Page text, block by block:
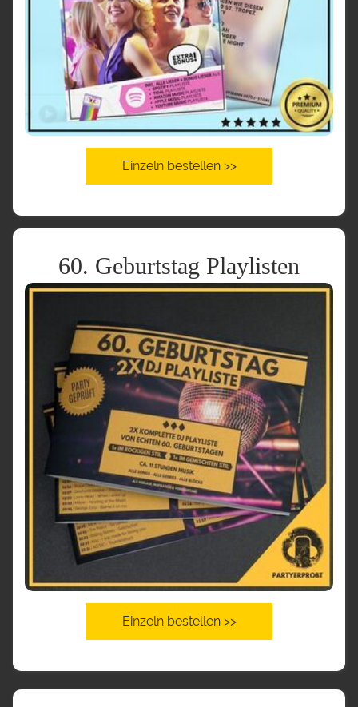
Einzeln bestellen >>
60. Geburtstag Playlisten
Einzeln bestellen >>